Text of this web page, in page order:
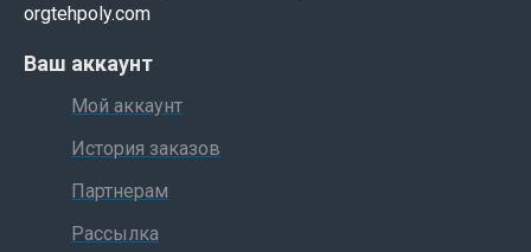
orgtehpoly.com
Ваш аккаунт
Мой аккаунт
История заказов
Партнерам
Рассылка